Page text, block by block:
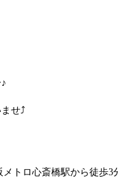
せ⤴️
トロ心斎橋駅から徒